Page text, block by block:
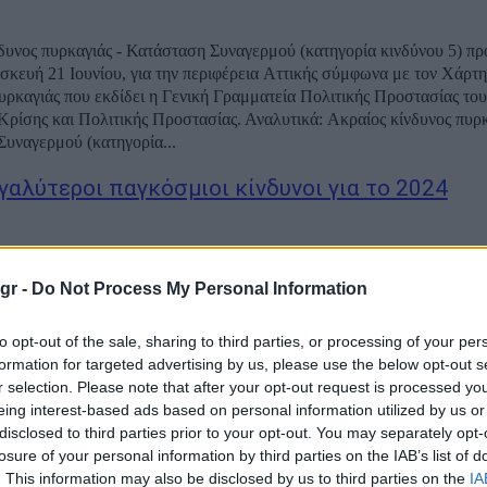
- Do Not Process My Personal Information
opt-out of the sale, sharing to third parties, or processing of your
for targeted advertising by us, please use the below opt-out
selection. Please note that after your opt-out request is processed
interest-based ads based on personal information utilized by us
to third parties prior to your opt-out. You may separately
of your personal information by third parties on the IAB’s list of
This information may also be disclosed by us to third parties on the
πυρκαγιάς - Κατάσταση Συναγερμού (κατηγορία κινδύνου 5)
21 Ιουνίου, για την περιφέρεια Αττικής σύμφωνα με τον
που εκδίδει η Γενική Γραμματεία Πολιτικής Προστασίας
Πολιτικής Προστασίας. Αναλυτικά: Ακραίος κίνδυνος πυρκαγιάς -
(κατηγορία...
παγκόσμιοι κίνδυνοι για το 2024
(Ισραήλ-Χαμάς). Αυτές οι συγκρούσεις θα συνεχιστούν όπως
Ποιος είναι ο μεγαλύτερος κίνδυνος του
την πανδημία